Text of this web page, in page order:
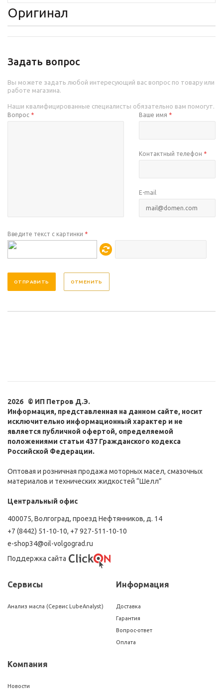
Оригинал
Задать вопрос
Вы можете задать любой интересующий вас вопрос по товару или
работе магазина.
Наши квалифицированные специалисты обязательно вам помогут.
Вопрос * Ваше имя *
Контактный телефон *
E-mail
Введите текст с картинки *
ОТМЕНИТЬ
2026 © ИП Петров Д.Э.
Информация, представленная на данном сайте, носит
исключительно информационный характер и не
является публичной офертой, определяемой
положениями статьи 437 Гражданского кодекса
Российской Федерации.
Оптовая и розничная продажа моторных масел, смазочных
материалов и технических жидкостей “Шелл”
Центральный офис
400075, Волгоград, проезд Нефтянников, д. 14
+7 (8442) 51-10-10, +7 927-511-10-10
e-shop34@oil-volgograd.ru
Поддержка сайта
Сервисы
Анализ масла (Сервис LubeAnalyst)
Информация
Доставка
Гарантия
Вопрос-ответ
Оплата
Компания
Новости